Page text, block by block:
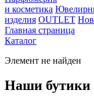
и косметика
изделия OUTLET
Главная страница
Каталог
Элемент не найден
Наши бутики